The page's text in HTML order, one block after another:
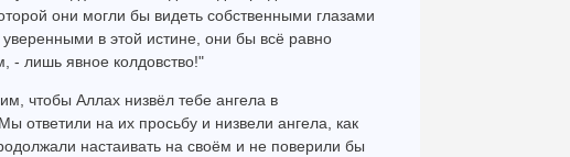
они могли бы видеть собственными глазами
в этой истине, они бы всё равно
- лишь явное колдовство!"
чтобы Аллах низвёл тебе ангела в
ответили на их просьбу и низвели ангела, как
настаивать на своём и не поверили бы